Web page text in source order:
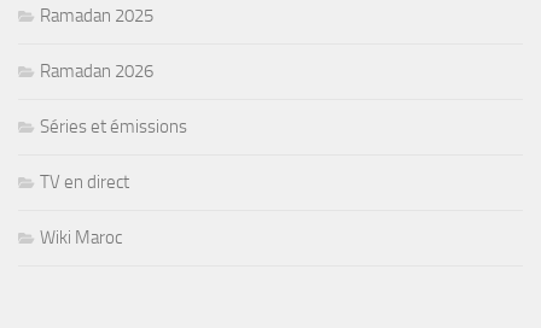
Ramadan 2025
Ramadan 2026
Séries et émissions
TV en direct
Wiki Maroc